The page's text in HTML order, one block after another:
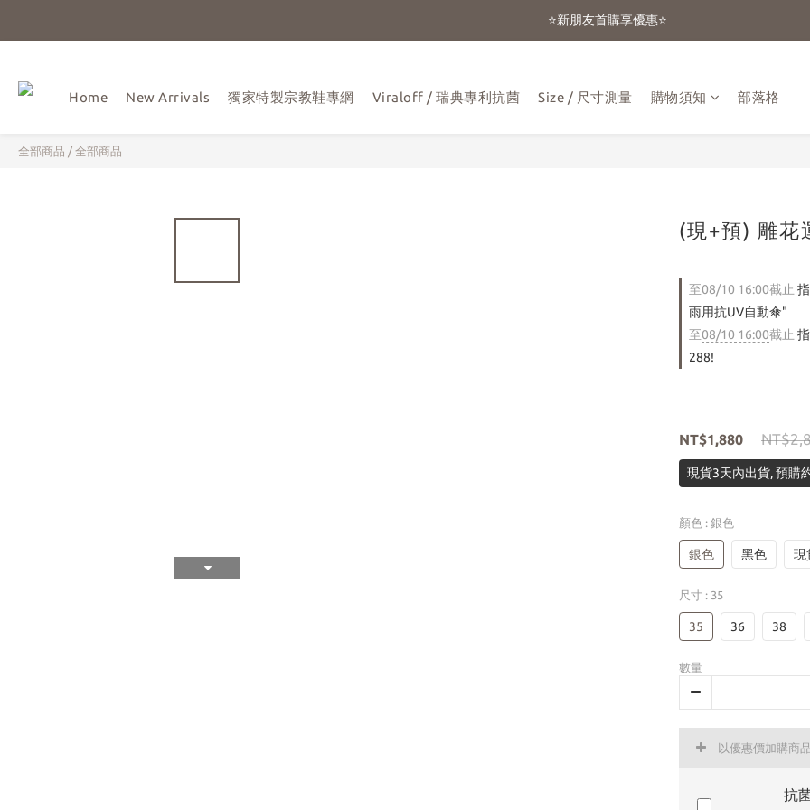
☀️盛夏購物季-滿額贈 "品牌晴雨用抗UV自動傘"
⭐新朋友首購享優惠⭐
Home New Arrivals 獨家特製宗教鞋專網 Viraloff / 瑞典專利抗菌 Size / 尺寸測量 購物須知 部落格
全部商品 / 全部商品
(現+預) 雕花
至08/10 16:00截止
雨用抗UV自動傘"
至08/10 16:00截止
288!
NT$1,880
現貨3天內出貨, 預購
顏色 : 銀色
銀色 黑色 現
尺寸 : 35
35 36 38
數量
以優惠價加購商
抗